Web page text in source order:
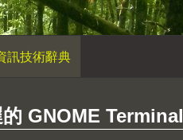
訊技術辭典
GNOME Terminal